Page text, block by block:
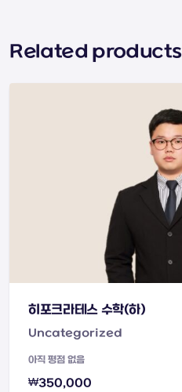
Related products
히포크라테스 수학(하)
Uncategorized
아직 평점 없음
₩350,000